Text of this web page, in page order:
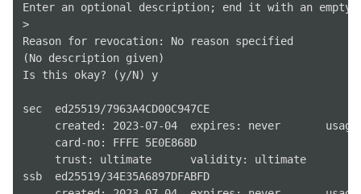
Enter an optional description; end it with an empty
>
Reason for revocation: No reason specified
(No description given)
Is this okay? (y/N) y
sec  ed25519/7963A4CD00C947CE
created: 2023-07-04  expires: never
     card-no: FFFE 5E0E868D
     trust: ultimate      validity: ultimate
ssb  ed25519/34E35A6897DFABFD